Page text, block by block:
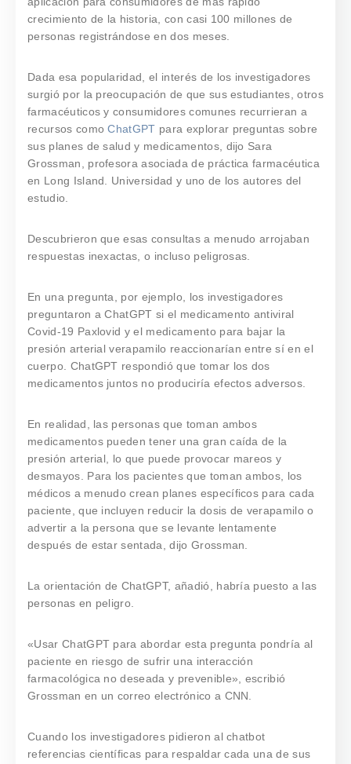
crecimiento de la historia, con casi 100 millones de
personas registrándose en dos meses.
Dada esa popularidad, el interés de los investigadores
surgió por la preocupación de que sus estudiantes, otros
farmacéuticos y consumidores comunes recurrieran a
recursos comoChatGPT para explorar preguntas sobre
sus planes de salud y medicamentos, dijo Sara
Grossman, profesora asociada de práctica farmacéutica
en Long Island. Universidad y uno de los autores del
estudio.
Descubrieron que esas consultas a menudo arrojaban
respuestas inexactas, o incluso peligrosas.
En una pregunta, por ejemplo, los investigadores
preguntaron a ChatGPT si el medicamento antiviral
Covid-19 Paxlovid y el medicamento para bajar la
presión arterial verapamilo reaccionarían entre sí en el
cuerpo. ChatGPT respondió que tomar los dos
medicamentos juntos no produciría efectos adversos.
En realidad, las personas que toman ambos
medicamentos pueden tener una gran caída de la
presión arterial, lo que puede provocar mareos y
desmayos. Para los pacientes que toman ambos, los
médicos a menudo crean planes específicos para cada
paciente, que incluyen reducir la dosis de verapamilo o
advertir a la persona que se levante lentamente
después de estar sentada, dijo Grossman.
La orientación de ChatGPT, añadió, habría puesto a las
personas en peligro.
«Usar ChatGPT para abordar esta pregunta pondría al
paciente en riesgo de sufrir una interacción
farmacológica no deseada y prevenible», escribió
Grossman en un correo electrónico a CNN.
Cuando los investigadores pidieron al chatbot
referencias científicas para respaldar cada una de sus